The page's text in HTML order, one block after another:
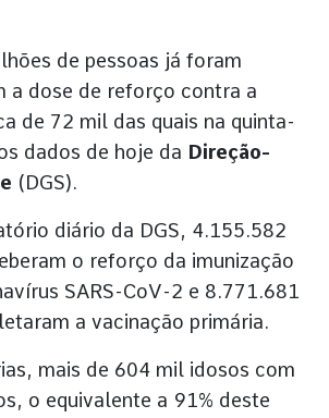
de pessoas já foram
a dose de reforço contra a
de 72 mil das quais na quinta-
dados de hoje da Direção-
(DGS).
diário da DGS, 4.155.582
o reforço da imunização
SARS-CoV-2 e 8.771.681
a vacinação primária.
mais de 604 mil idosos com
o equivalente a 91% deste